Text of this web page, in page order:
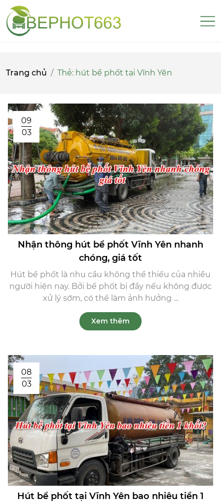
Trang chủ Thẻ: hút bể phốt tại Vĩnh Yên
09
03
Nhận thông hút bể phốt Vĩnh Yên nhanh
chóng, giá tốt
Hút bể phốt là nhu cầu không thể thiếu của nhiều
người hiện nay. Bởi bể phốt bị đầy nếu không được
xử lý sớm, có thể làm ảnh hưởng ...
Xem thêm
08
03
Hút bể phốt tại Vĩnh Yên bao nhiêu tiền 1